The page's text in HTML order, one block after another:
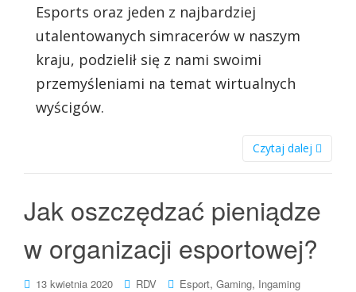
Esports oraz jeden z najbardziej
utalentowanych simracerów w naszym
kraju, podzielił się z nami swoimi
przemyśleniami na temat wirtualnych
wyścigów.
Czytaj dalej
Jak oszczędzać pieniądze
w organizacji esportowej?
13 kwietnia 2020 RDV Esport, Gaming, Ingaming